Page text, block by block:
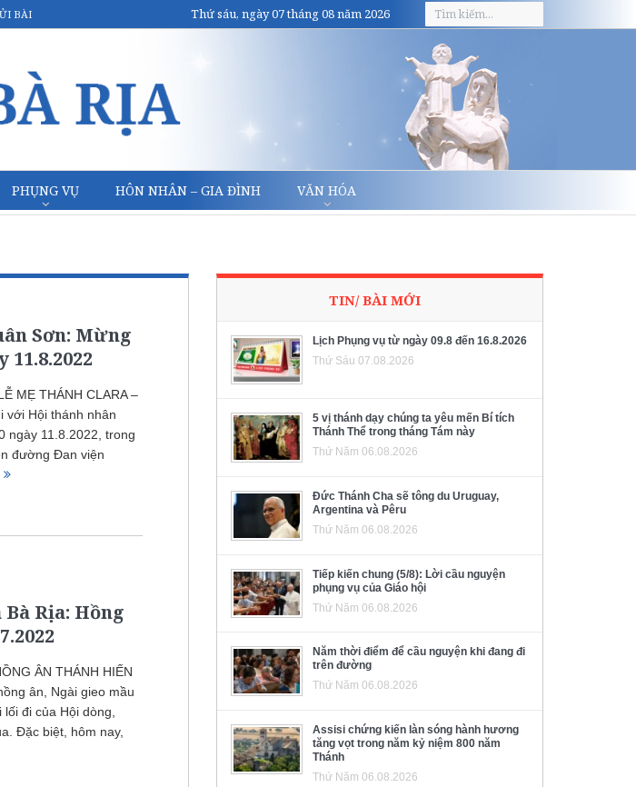
BÀI Thứ sáu, ngày 07 tháng 08 năm 2026
PHỤNG VỤ HÔN NHÂN – GIA ĐÌNH VĂN HÓA
Sơn: Mừng
MẸ THÁNH CLARA –
với Hội thánh nhân
ngày 11.8.2022, trong
đường Đan viện
Rịa: Hồng
ÂN THÁNH HIẾN
ân, Ngài gieo mầu
đi của Hội dòng,
Đặc biệt, hôm nay,
TIN/ BÀI MỚI
Lịch Phụng vụ từ ngày 09.8 đến 16.8.2026
Thứ Sáu 07.08.2026
5 vị thánh dạy chúng ta yêu mến Bí tích
Thánh Thể trong tháng Tám này
Thứ Năm 06.08.2026
Đức Thánh Cha sẽ tông du Uruguay,
Argentina và Pêru
Thứ Năm 06.08.2026
Tiếp kiến chung (5/8): Lời cầu nguyện
phụng vụ của Giáo hội
Thứ Năm 06.08.2026
Năm thời điểm để cầu nguyện khi đang đi
trên đường
Thứ Năm 06.08.2026
Assisi chứng kiến làn sóng hành hương
tăng vọt trong năm kỷ niệm 800 năm
Thánh
Thứ Năm 06.08.2026